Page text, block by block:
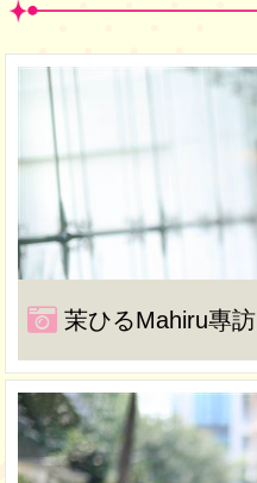
茉ひるMahiru專訪